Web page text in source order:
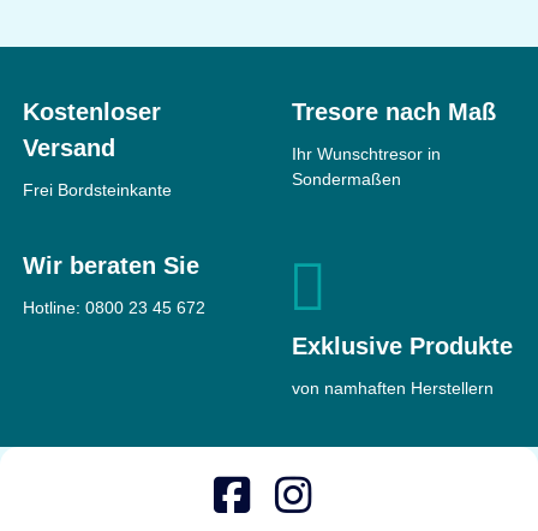
Kostenloser
Versand
Frei Bordsteinkante
Tresore nach Maß
Ihr Wunschtresor in
Sondermaßen
Wir beraten Sie
Hotline: 0800 23 45 672
Exklusive Produkte
von namhaften Herstellern